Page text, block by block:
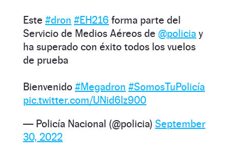
Este #dron #EH216 forma parte del
Servicio de Medios Aéreos de @policia y
ha superado con éxito todos los vuelos
de prueba
Bienvenido #Megadron #SomosTuPolicía
pic.twitter.com/UNid6lz900
— Policía Nacional (@policia) September
30, 2022